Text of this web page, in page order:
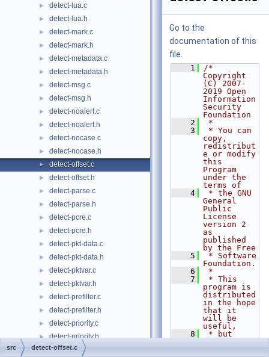
► detect-lua.c
► detect-lua.h
► detect-mark.c
► detect-mark.h
► detect-metadata.c
► detect-metadata.h
► detect-msg.c
► detect-msg.h
► detect-noalert.c
► detect-noalert.h
► detect-nocase.c
► detect-nocase.h
► detect-offset.c
► detect-offset.h
► detect-parse.c
► detect-parse.h
► detect-pcre.c
► detect-pcre.h
► detect-pkt-data.c
► detect-pkt-data.h
► detect-pktvar.c
► detect-pktvar.h
► detect-prefilter.c
► detect-prefilter.h
► detect-priority.c
► detect-priority.h
► detect-rawbytes.c
Go to the
documentation of this
file.
    1
/*
Copyright
(C) 2007-
2019 Open
Information
Security
Foundation
    2
*
    3
* You can
copy,
redistribut
e or modify
this
Program
under the
terms of
    4
* the GNU
General
Public
License
version 2
as
published
by the Free
    5
* Software
Foundation.
    6
*
    7
* This
program is
distributed
in the hope
that it
will be
useful,
    8
* but
src detect-offset.c